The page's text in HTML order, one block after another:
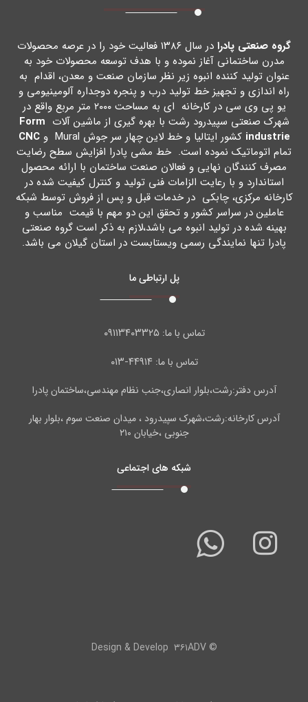
گروه صنعتی پادرا
در سال ۱۳۸۶ فعالیت خود را در عرصه محصولات
مدرن ساختمانی آغاز نموده و با هدف توسعه محصولات خود به
عنوان تولید کننده انبوه زیر نظر سازمان صنعت و معدن، اقدام به
راه اندازي و تجهیز خط تولید درب و پنجره دوجداره آلومینیومی و
یو پی وي سی در کارخانه اي به مساحت ۲۰۰۰ متر مربع واقع در
شهرك صنعتی سپیدرود رشت با بهره گیري از ماشین آلات Form
industrie کشور ایتالیا و خط لاین چهار سر جوش Mural و
CNC
تمام اتوماتیک نموده است. خط مشی پادرا افزایش سطح رضایت
مصرف کنندگان نهایی و فعالان صنعت ساختمان با ارائه محصول
استاندارد و با رعایت الزامات فنی تولید و کنترل کیفیت شده در
کارخانه مرکزي، چابکی در خدمات قبل و پس از فروش توسط شبکه
عاملین در سراسر کشور و تحقق این دو مهم با قیمت مناسب و
بهینه شده در تولید انبوه می باشد،لازم به ذکر است گروه صنعتی
پادرا تنها نمایندگی رسمی ویستابست در استان گیلان می باشد.
پل ارتباطی ما
تماس با ما:۰۹۱۱۳۴۰۳۳۲۵
تماس با ما: ۴۴۹۱۴-۰۱۳
آدرس دفتر:رشت،بلوار انصاری،جنب نظام مهندسی،ساختمان پادرا
آدرس کارخانه:رشت،شهرک سپیدرود ، میدان صنعت سوم ،بلوار بهار
جنوبی ،خیابان ۲۱۰
شبکه های اجتماعی
© Design & Develop۳۶۱ADV